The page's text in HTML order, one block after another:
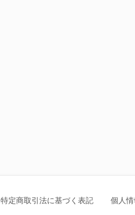
特定商取引法に基づく表記 個人